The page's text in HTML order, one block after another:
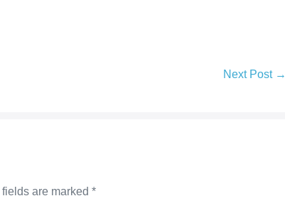
Next Post →
are marked *